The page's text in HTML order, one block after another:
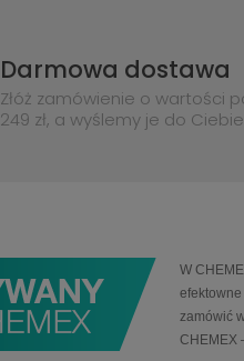
Darmowa dostawa
Złóż zamówienie o wartości
249 zł, a wyślemy je do Ciebie
W
zamówić
CHEMEX